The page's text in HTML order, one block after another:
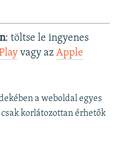
: töltse le ingyenes
vagy az Apple
a weboldal egyes
korlátozottan érhetők